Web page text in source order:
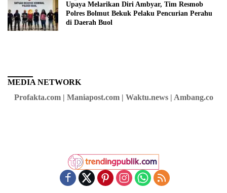
Upaya Melarikan Diri Ambyar, Tim Resmob
Polres Bolmut Bekuk Pelaku Pencurian Perahu
di Daerah Buol
MEDIA NETWORK
Profakta.com | Maniapost.com | Waktu.news | Ambang.co